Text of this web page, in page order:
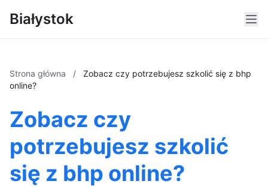
Białystok
Strona główna /
Zobacz czy potrzebujesz szkolić się z bhp
online?
Zobacz czy
potrzebujesz szkolić
się z bhp online?